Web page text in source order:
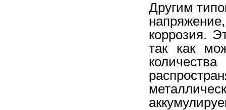
Другим
коррозия.
так как